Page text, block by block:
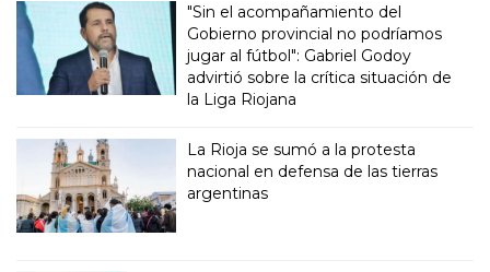
"Sin el acompañamiento del
Gobierno provincial no podríamos
jugar al fútbol": Gabriel Godoy
advirtió sobre la crítica situación de
la Liga Riojana
La Rioja se sumó a la protesta
nacional en defensa de las tierras
argentinas